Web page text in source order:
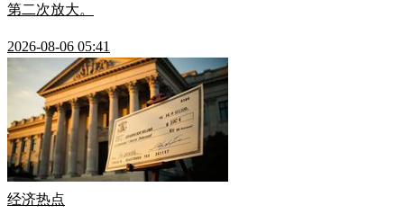
第二次放大。
2026-08-06 05:41
经济热点